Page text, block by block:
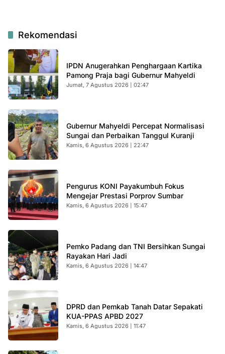
Rekomendasi
IPDN Anugerahkan Penghargaan Kartika
Pamong Praja bagi Gubernur Mahyeldi
Jumat, 7 Agustus 2026 | 02:47
Gubernur Mahyeldi Percepat Normalisasi
Sungai dan Perbaikan Tanggul Kuranji
Kamis, 6 Agustus 2026 | 22:47
Pengurus KONI Payakumbuh Fokus
Mengejar Prestasi Porprov Sumbar
Kamis, 6 Agustus 2026 | 15:47
Pemko Padang dan TNI Bersihkan Sungai
Rayakan Hari Jadi
Kamis, 6 Agustus 2026 | 14:47
DPRD dan Pemkab Tanah Datar Sepakati
KUA-PPAS APBD 2027
Kamis, 6 Agustus 2026 | 11:47